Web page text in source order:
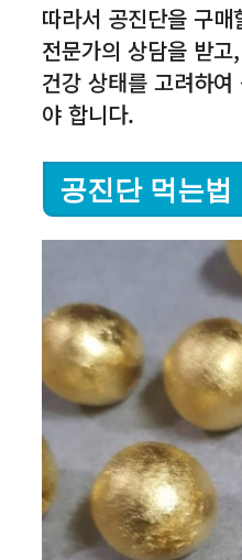
따라서 공진단을 구매
전문가의 상담을 받고
건강 상태를 고려하여
야 합니다.
공진단 먹는법